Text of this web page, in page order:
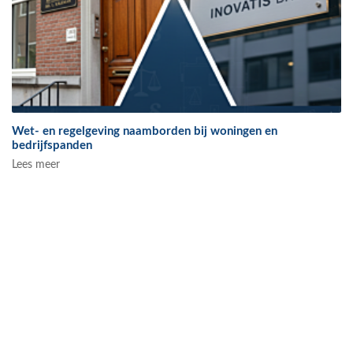
Wet- en regelgeving naamborden bij woningen en
bedrijfspanden
Lees meer